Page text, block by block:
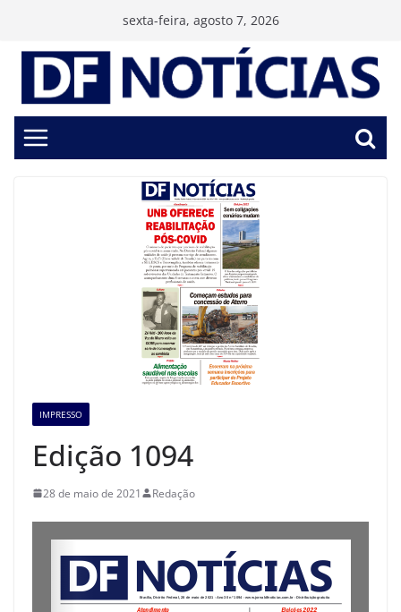
conteúdo
sexta-feira, agosto 7, 2026
IMPRESSO
Edição 1094
28 de maio de 2021 Redação